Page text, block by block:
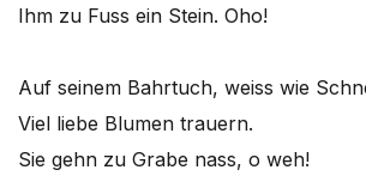
Ihm zu Fuss ein Stein. Oho!
Auf seinem Bahrtuch, weiss wie
Viel liebe Blumen trauern.
Sie gehn zu Grabe nass, o weh!